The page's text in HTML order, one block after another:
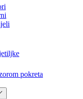
pokreta